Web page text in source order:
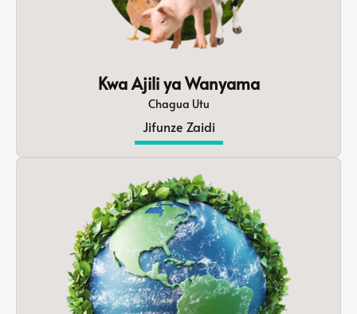
Kwa Ajili ya Wanyama
Chagua Utu
Jifunze Zaidi